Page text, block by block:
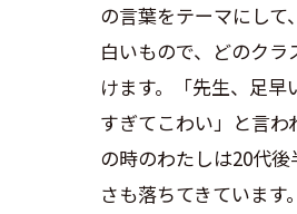
の言葉をテーマにし
白いもので、どのク
けます。「先生、足
すぎてこわい」と言
の時のわたしは20代後
さも落ちてきています